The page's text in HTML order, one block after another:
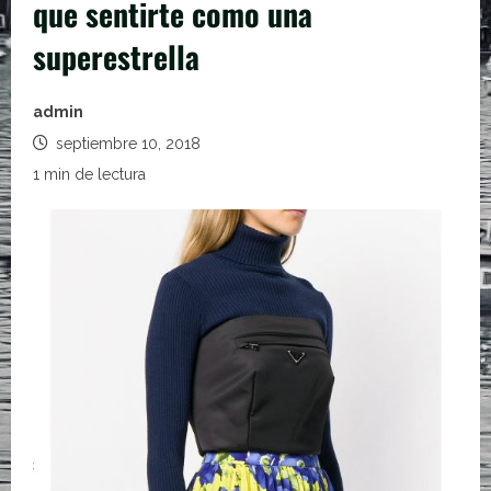
que sentirte como una
superestrella
admin
septiembre 10, 2018
1 min de lectura